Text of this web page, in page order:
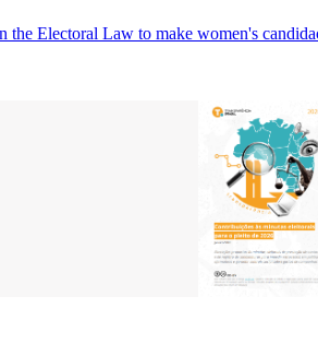
Electoral Law to make women's